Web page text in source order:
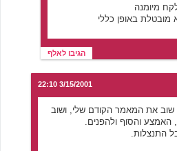
מיומנה
באופן כללי
הגיבו לאלף
3/15/2001 22:10
שוב את המאמר הקודם שלי, ושוב
והסוף ולהפנים.
התנצלות.